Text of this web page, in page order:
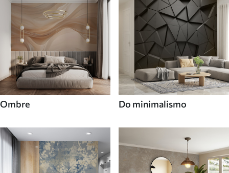
Ombre Do minimalismo